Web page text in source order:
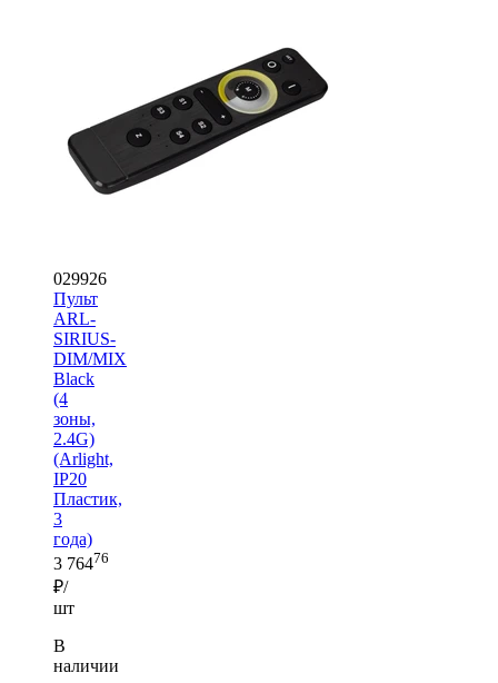
029926
Пульт
ARL-
SIRIUS-
DIM/MIX
Black
(4
зоны,
2.4G)
(Arlight,
IP20
Пластик,
3
года)
3 76476
₽/
шт
В
наличии